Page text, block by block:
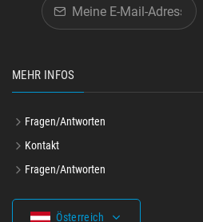
MEHR INFOS
Fragen/Antworten
Kontakt
Fragen/Antworten
Österreich